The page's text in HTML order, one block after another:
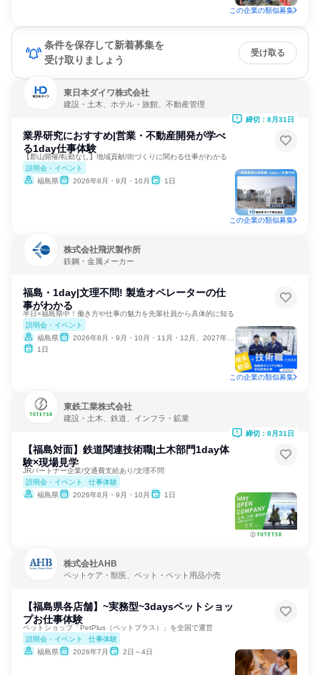
この企業の類似募集
条件を保存して新着募集を
受け取りましょう
受け取る
東日本ダイワ株式会社
建設・土木、ホテル・旅館、不動産管理
業界研究におすすめ|営業・不動産開発が学べ
る1day仕事体験
【郡山開催/転勤なし】地域貢献/街づくりに関わる仕事がわかる
説明会・イベント
福島県
2026年8月・9月・10月 1日
締切：8月31日
この企業の類似募集
株式会社飛沢製作所
鉄鋼・金属メーカー
福島・1day|文理不問! 製造オペレーターの仕
事がわかる
半日×福島県中！働き方や仕事の魅力を先輩社員から具体的に知る
説明会・イベント
福島県
2026年8月・9月・10月・11月・12月、2027年1月・2月
1日
この企業の類似募集
東鉄工業株式会社
建設・土木、鉄道、インフラ・鉱業
【福島対面】鉄道関連技術職|土木部門1day体
験×現場見学
JRパートナー企業/交通費支給あり/文理不問
説明会・イベント
仕事体験
福島県
2026年8月・9月・10月 1日
締切：8月31日
株式会社AHB
ペットケア・獣医、ペット・ペット用品小売
【福島県各店舗】~実務型~3daysペットショッ
プお仕事体験
ペットショップ「PetPlus（ペットプラス）」を全国で運営
説明会・イベント
仕事体験
福島県
2026年7月 2日～4日